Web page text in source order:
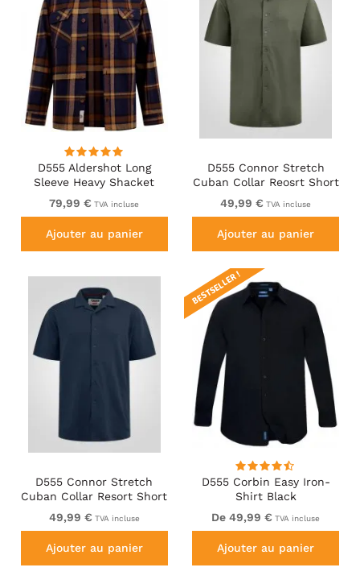
D555 Aldershot Long
Sleeve Heavy Shacket
Overshirt Tan/Navy Check
79,99 € TVA incluse
Ajouter au panier
D555 Connor Stretch
Cuban Collar Reosrt Short
Sleeve Shirt Khaki
49,99 € TVA incluse
Ajouter au panier
D555 Connor Stretch
Cuban Collar Resort Short
Sleeve Shirt Navy
49,99 € TVA incluse
Ajouter au panier
D555 Corbin Easy Iron-
Shirt Black
BESTSELLER !
De 49,99 € TVA incluse
Ajouter au panier